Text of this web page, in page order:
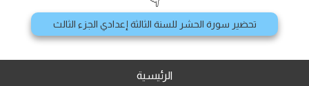
تحضير سورة الحشر للسنة الثالثة إعدادي الجزء الثالث
الرئيسية